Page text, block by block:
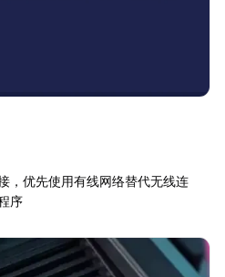
，优先使用有线网络替代无线连
序